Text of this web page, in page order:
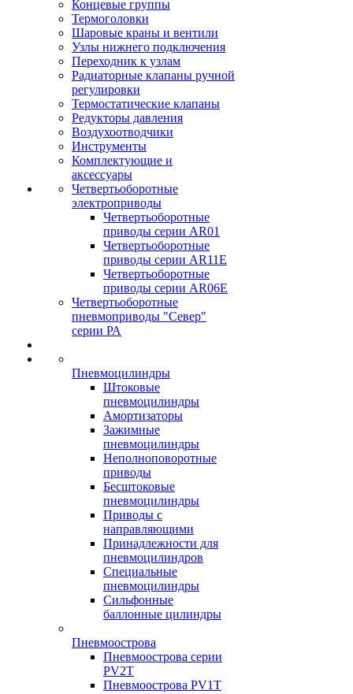
Концевые группы
Термоголовки
Шаровые краны и вентили
Узлы нижнего подключения
Переходник к узлам
Радиаторные клапаны ручной
регулировки
Термостатические клапаны
Редукторы давления
Воздухоотводчики
Инструменты
Комплектующие и
аксессуары
Четвертьоборотные
электроприводы
Четвертьоборотные
приводы серии AR01
Четвертьоборотные
приводы серии AR11E
Четвертьоборотные
приводы серии AR06E
Четвертьоборотные
пневмоприводы "Север"
серии РА
Пневмоцилиндры
Штоковые
пневмоцилиндры
Амортизаторы
Зажимные
пневмоцилиндры
Неполноповоротные
приводы
Бесштоковые
пневмоцилиндры
Приводы с
направляющими
Принадлежности для
пневмоцилиндров
Специальные
пневмоцилиндры
Сильфонные
баллонные цилиндры
Пневмоострова
Пневмоострова серии
PV2T
Пневмоострова PV1T